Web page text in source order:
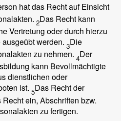
hat das Recht auf Einsicht
2Das Recht kann
Vertretung oder durch hierzu
werden. 3Die
zu nehmen. 4Der
kann Bevollmächtigte
dienstlichen oder
ist. 5Das Recht der
ein, Abschriften bzw.
zu fertigen.